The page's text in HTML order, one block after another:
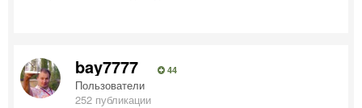
bay7777 44
Пользователи
252 публикации